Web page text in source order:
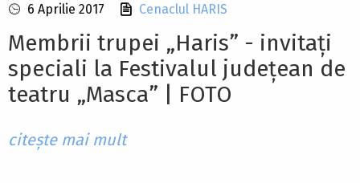
6 Aprilie 2017 Cenaclul HARIS
Membrii trupei „Haris” - invitați
speciali la Festivalul județean de
teatru „Masca” | FOTO
citește mai mult